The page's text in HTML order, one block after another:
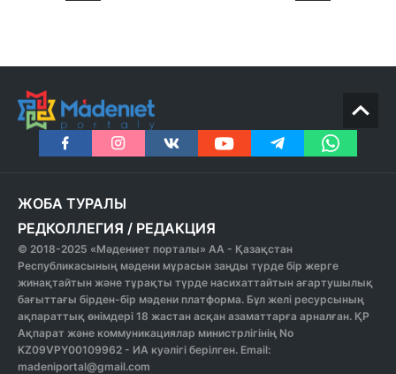
ЖОБА ТУРАЛЫ
РЕДКОЛЛЕГИЯ / РЕДАКЦИЯ
© 2018-2025 «Мәдениет порталы» АА - Қазақстан
Республикасының мәдени мұрасын заңды түрде бір жерге
жинақтайтын және тұрақты түрде насихаттайтын ағартушылық
бағыттағы бірден-бір мәдени платформа. Бұл желі ресурсының
ақпараттық өнімдері 18 жастан асқан азаматтарға арналған. ҚР
Ақпарат және коммуникациялар министрлігінің No
KZ09VPY00109962 - ИА куәлігі берілген. Email:
madeniportal@gmail.com